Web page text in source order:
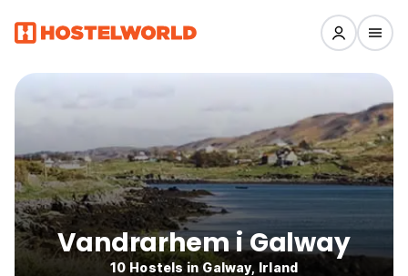
Vandrarhem i Galway
10 Hostels in Galway, Irland